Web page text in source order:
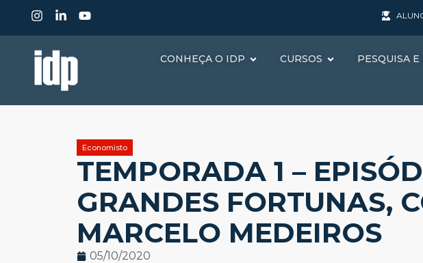
CONHEÇA O IDP CURSOS PESQUISA
Economisto
TEMPORADA 1 –
GRANDES FORTUNAS,
MARCELO MEDEIROS
05/10/2020